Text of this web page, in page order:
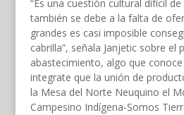
“Es una cuestión cultural difícil
también se debe a la falta de
grandes es casi imposible
cabrilla”, señala Janjetic sobre el
abastecimiento, algo que
integrate que la unión de
la Mesa del Norte Neuquino el
Campesino Indígena-Somos